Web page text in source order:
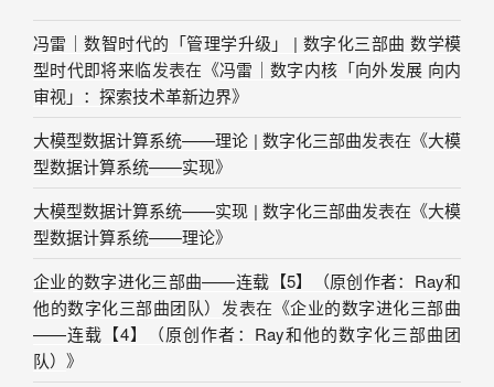
冯雷｜数智时代的「管理学升级」 | 数字化三部曲 数学模
型时代即将来临发表在《冯雷｜数字内核「向外发展 向内
审视」：探索技术革新边界》
大模型数据计算系统——理论 | 数字化三部曲发表在《大模
型数据计算系统——实现》
大模型数据计算系统——实现 | 数字化三部曲发表在《大模
型数据计算系统——理论》
企业的数字进化三部曲——连载【5】（原创作者：Ray和
他的数字化三部曲团队） 发表在《企业的数字进化三部曲
——连载【4】（原创作者：Ray和他的数字化三部曲团
队） 》